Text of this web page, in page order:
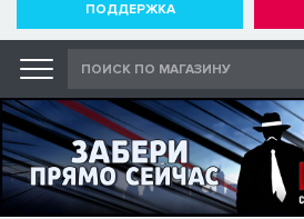
ПОДДЕРЖКА